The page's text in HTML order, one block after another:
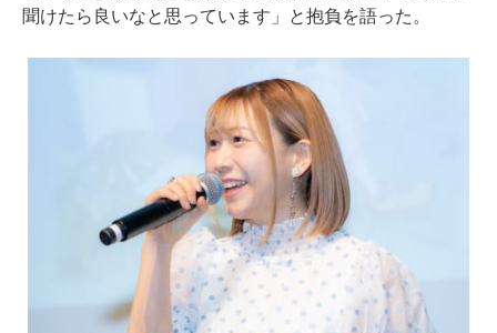
聞けたら良いなと思っています」と抱負を語った。